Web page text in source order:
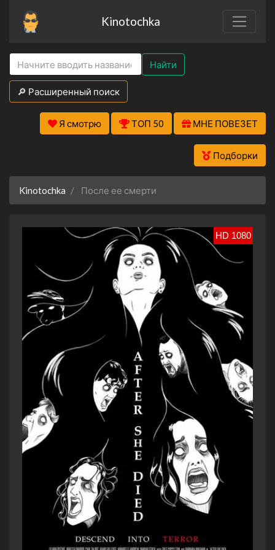
Kinotochka
Найти
🔎 Расширенный поиск
Я смотрю ТОП 50 МНЕ ПОВЕЗЕТ
Подборки
Kinotochka После ее смерти
HD 1080